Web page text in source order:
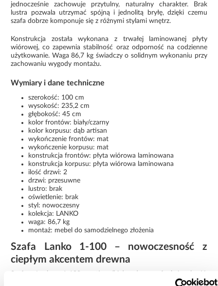
jednocześnie zachowuje przytulny, naturalny charakter. Brak
lustra pozwala utrzymać spójną i jednolitą bryłę, dzięki czemu
szafa dobrze komponuje się z różnymi stylami wnętrz.
Konstrukcja została wykonana z trwałej laminowanej płyty
wiórowej, co zapewnia stabilność oraz odporność na codzienne
użytkowanie. Waga 86,7 kg świadczy o solidnym wykonaniu przy
zachowaniu wygody montażu.
Wymiary i dane techniczne
szerokość: 100 cm
wysokość: 235,2 cm
głębokość: 45 cm
kolor frontów: biały/czarny
kolor korpusu: dąb artisan
wykończenie frontów: mat
wykończenie korpusu: mat
konstrukcja frontów: płyta wiórowa laminowana
konstrukcja korpusu: płyta wiórowa laminowana
ilość drzwi: 2
drzwi: przesuwne
lustro: brak
oświetlenie: brak
styl: nowoczesny
kolekcja: LANKO
waga: 86,7 kg
montaż: mebel do samodzielnego złożenia
Szafa Lanko 1-100 – nowoczesność z
ciepłym akcentem drewna
Szafa Lanko 1-100 artisan/biały łączy funkcjonalność,
nowoczesny design i naturalny dekor drewna. Przesuwne drzwi,